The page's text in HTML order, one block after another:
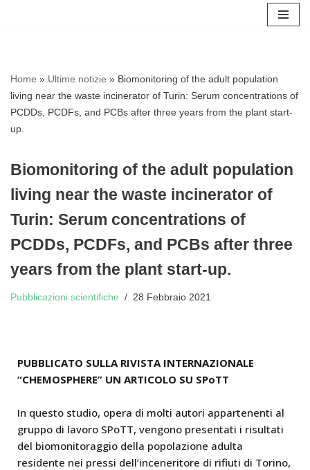
Home » Ultime notizie » Biomonitoring of the adult population
living near the waste incinerator of Turin: Serum concentrations of
PCDDs, PCDFs, and PCBs after three years from the plant start-
up.
Biomonitoring of the adult population
living near the waste incinerator of
Turin: Serum concentrations of
PCDDs, PCDFs, and PCBs after three
years from the plant start-up.
Pubblicazioni scientifiche 28 Febbraio 2021
PUBBLICATO SULLA RIVISTA INTERNAZIONALE
“CHEMOSPHERE” UN ARTICOLO SU SPoTT
In questo studio, opera di molti autori appartenenti al
gruppo di lavoro SPoTT, vengono presentati i risultati
del biomonitoraggio della popolazione adulta
residente nei pressi dell’inceneritore di rifiuti di Torino,